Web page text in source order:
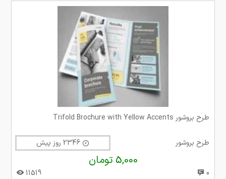
طرح بروشور Trifold Brochure with Yellow Accents
طرح بروشور
5,000 تومان
0
11519